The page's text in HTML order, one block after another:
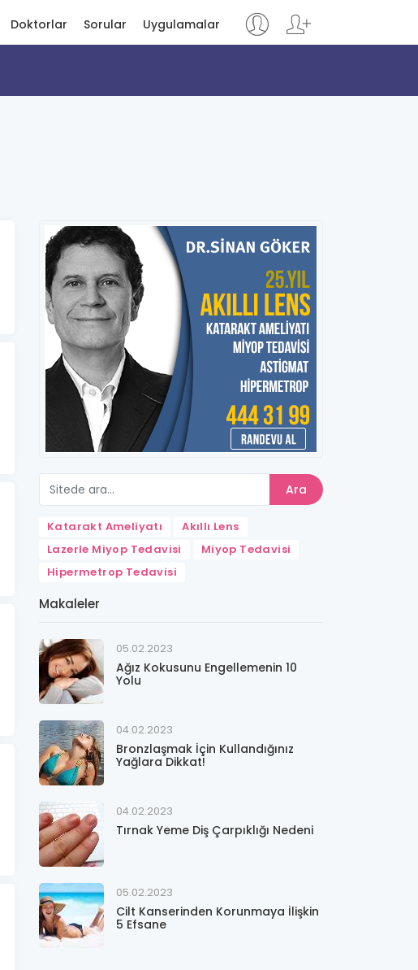
Doktorlar Sorular Uygulamalar
Ara
Katarakt Ameliyatı
Akıllı Lens
Lazerle Miyop Tedavisi
Miyop Tedavisi
Hipermetrop Tedavisi
Makaleler
05.02.2023
Ağız Kokusunu Engellemenin 10
Yolu
04.02.2023
Bronzlaşmak İçin Kullandığınız
Yağlara Dikkat!
04.02.2023
Tırnak Yeme Diş Çarpıklığı Nedeni
05.02.2023
Cilt Kanserinden Korunmaya İlişkin
5 Efsane